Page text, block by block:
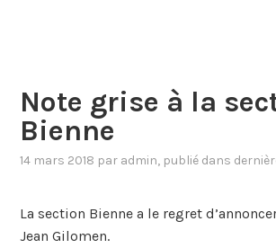
Note grise à la
Bienne
14 mars 2018 par admin, publié dans
La section Bienne a le regret
Jean Gilomen.